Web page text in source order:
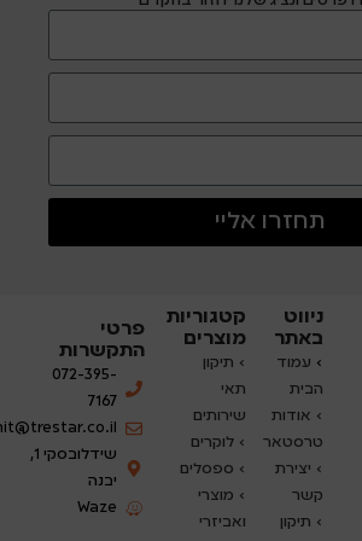
תחזרו אליי
ניווט
באתר
› עמוד
הבית
› אודות
טרסטאר
› יצירת
קשר
› תיקון
קטגוריות
מוצרים
› תיקון
תאי
שירותים
›לוקרים
› ספסלים
› מוצרי
ואביזרי
פרטי
התקשרות
072-395-
7167
שידלובסקי 1,
יבנה
Waze